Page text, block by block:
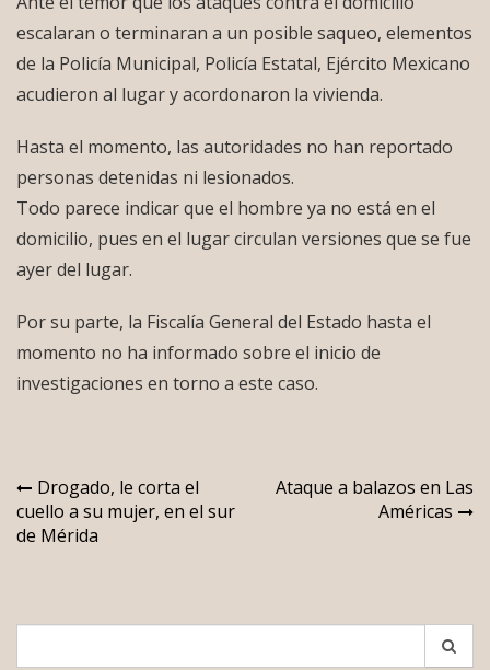
escalaran o terminaran a un posible saqueo, elementos
de la Policía Municipal, Policía Estatal, Ejército Mexicano
acudieron al lugar y acordonaron la vivienda.
Hasta el momento, las autoridades no han reportado
personas detenidas ni lesionados.
Todo parece indicar que el hombre ya no está en el
domicilio, pues en el lugar circulan versiones que se fue
ayer del lugar.
Por su parte, la Fiscalía General del Estado hasta el
momento no ha informado sobre el inicio de
investigaciones en torno a este caso.
Navegación
de
Drogado, le corta el
cuello a su mujer, en el sur
de Mérida
Ataque a balazos en Las
Américas